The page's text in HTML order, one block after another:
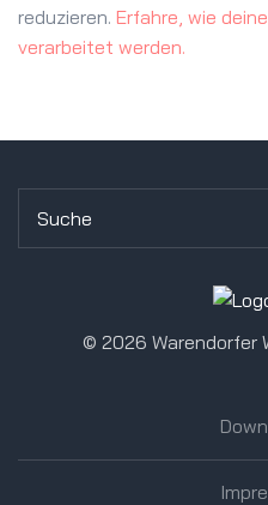
reduzieren. Erfahre, wie
verarbeitet werden.
© 2026 Warendorfer